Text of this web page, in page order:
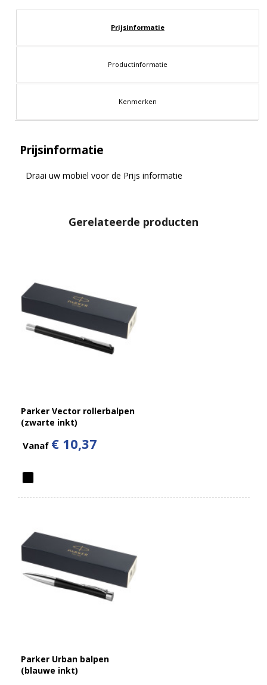
Prijsinformatie
Productinformatie
Kenmerken
Prijsinformatie
Draai uw mobiel voor de Prijs informatie
Gerelateerde producten
Parker Vector rollerbalpen
(zwarte inkt)
Vanaf € 10,37
Parker Urban balpen
(blauwe inkt)